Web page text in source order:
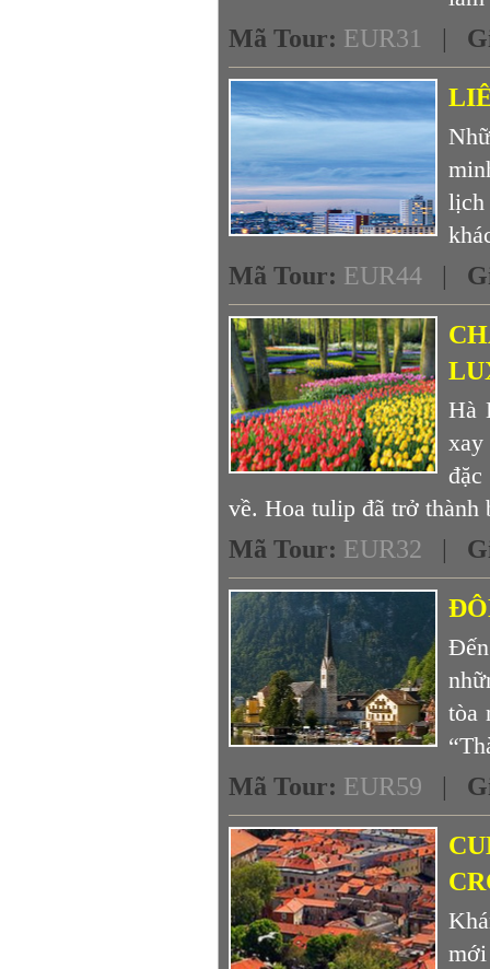
Mã Tour: EUR31 |
lịch
Mã Tour: EUR44 |
Hà
xay
về. Hoa tulip đã trở thành
Mã Tour: EUR32 |
tòa
Mã Tour: EUR59 |